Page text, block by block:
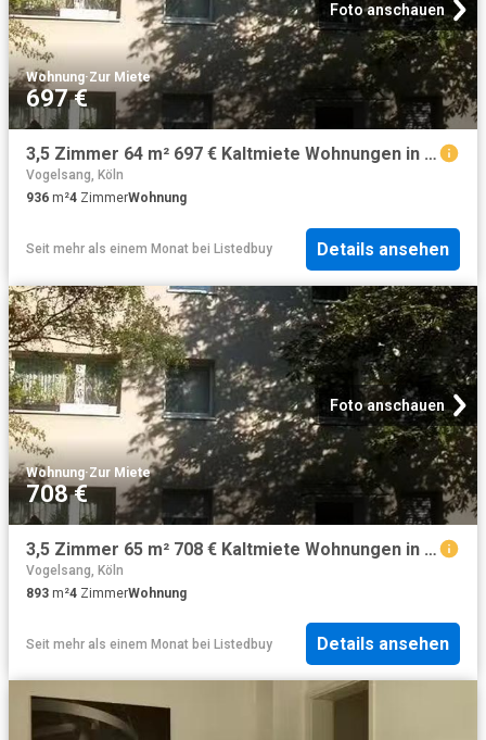
Foto anschauen
Wohnung·Zur Miete
697 €
3,5 Zimmer 64 m² 697 € Kaltmiete Wohnungen in Köln
Vogelsang, Köln
936 m²4 ZimmerWohnung
Seit mehr als einem Monat bei Listedbuy Details ansehen
Foto anschauen
Wohnung·Zur Miete
708 €
3,5 Zimmer 65 m² 708 € Kaltmiete Wohnungen in Köln
Vogelsang, Köln
893 m²4 ZimmerWohnung
Seit mehr als einem Monat bei Listedbuy Details ansehen